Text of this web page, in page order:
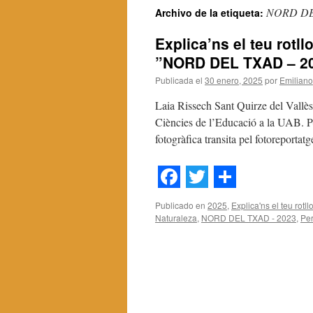
contenido
Archivo de la etiqueta: NORD
Explica’ns el teu
”NORD DEL TXAD –
Publicada el 30 enero, 2025 por Emiliano
Laia Rissech Sant Quirze del
Ciències de l’Educació a la UAB.
fotogràfica transita pel
Facebook
Twitter
Share
Publicado en 2025, Explica'ns el teu rotllo
Naturaleza, NORD DEL TXAD - 2023,